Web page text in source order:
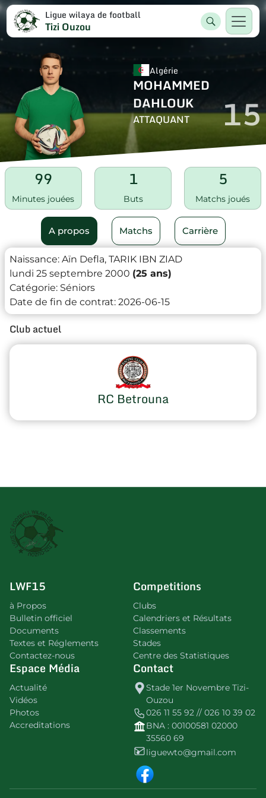
Ligue wilaya de football
Tizi Ouzou
Algérie
MOHAMMED
DAHLOUK
ATTAQUANT 15
99
Minutes jouées
1
Buts
5
Matchs joués
A propos Matchs Carrière
Naissance: Aïn Defla, TARIK IBN ZIAD
lundi 25 septembre 2000 (25 ans)
Catégorie: Séniors
Date de fin de contrat: 2026-06-15
Club actuel
RC Betrouna
LWF15
à Propos
Bulletin officiel
Documents
Textes et Réglements
Contactez-nous
Competitions
Clubs
Calendriers et Résultats
Classements
Stades
Centre des Statistiques
Espace Média
Actualité
Vidéos
Photos
Accreditations
Contact
Stade 1er Novembre Tizi-
Ouzou
026 11 55 92 // 026 10 39 02
BNA : 00100581 02000
35560 69
liguewto@gmail.com